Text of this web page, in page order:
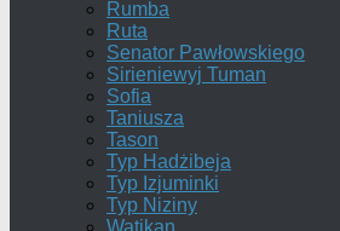
Rumba
Ruta
Senator Pawłowskiego
Sirieniewyj Tuman
Sofia
Taniusza
Tason
Typ Hadżibeja
Typ Izjuminki
Typ Niziny
Watikan